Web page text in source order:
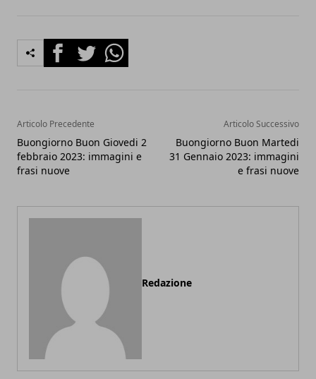
FacebookTwitterWhatsapp
Articolo Precedente
Buongiorno Buon Giovedi 2
febbraio 2023: immagini e
frasi nuove
Articolo Successivo
Buongiorno Buon Martedi
31 Gennaio 2023: immagini
e frasi nuove
Redazione